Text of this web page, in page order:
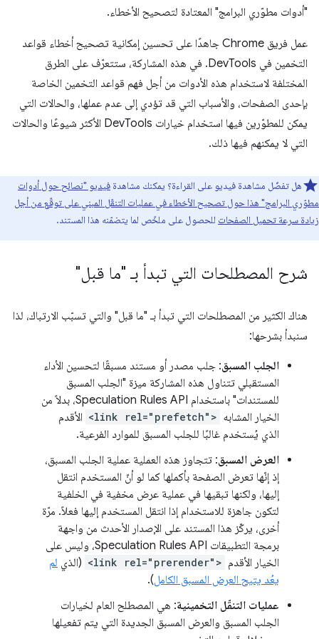
"أدوات مطوّري البرامج" المعتادة لتصحيح الأخطاء.
عمل فريق Chrome جاهدًا على تحسين إمكانية تصحيح أخطاء قواعد
التخمين في DevTools. في هذه المشاركة، ستتعرّف على الطرق
المختلفة لاستخدام هذه الأدوات من أجل فهم قواعد التخمين الخاصة
بإحدى الصفحات، والأسباب التي قد تؤدي إلى عدم عملها، والحالات التي
يمكن للمطوّرين فيها استخدام خيارات DevTools الأكثر شيوعًا والحالات
التي لا يمكنهم فيها ذلك.
هل تفضّل مشاهدة فيديو على القراءة؟ يمكنك مشاهدة فيديو "نصائح حول أدوات
مطوّري البرامج" هذا حول تصحيح الأخطاء في عمليات التنقّل المبني على توقّع من أجل
زيادة سرعة تحميل الصفحات للحصول على ملخّص لما يتضمّنه هذا المستند.
شرح المصطلحات التي تبدأ بـ "ما قبل"
هناك الكثير من المصطلحات التي تبدأ بـ "ما قبل" والتي تسبّب الارتباك، لذا
سنبدأ بشرحها:
الجلب المسبق: جلب مصدر أو مستند مسبقًا لتحسين الأداء
المستقبلي تتناول هذه المشاركة ميزة "الجلب المسبق
للمستندات" باستخدام Speculation Rules API، بدلاً من
الخيار المشابه <link rel="prefetch"> الأقدم
الذي يُستخدم غالبًا للجلب المسبق للموارد الفرعية.
العرض المسبق: تتجاوز هذه العملية عملية الجلب المسبق،
إذ إنّها تعرض الصفحة بأكملها كما لو أنّ المستخدم انتقل
إليها، ولكنها تبقيها في عملية عرض مخفية في الخلفية
لتكون جاهزة للاستخدام إذا انتقل المستخدم إليها فعلاً. مرّة
أخرى، يركّز هذا المستند على الإصدار الأحدث من واجهة
برمجة التطبيقات Speculation Rules API، وليس على
الخيار الأقدم <link rel="prerender"> (الذي لم
يعُد يتيح العرض المسبق الكامل).
عمليات التنقّل التخمينية: هي المصطلح العام لخيارات
الجلب المسبق والعرض المسبق الجديدة التي يتم تفعيلها